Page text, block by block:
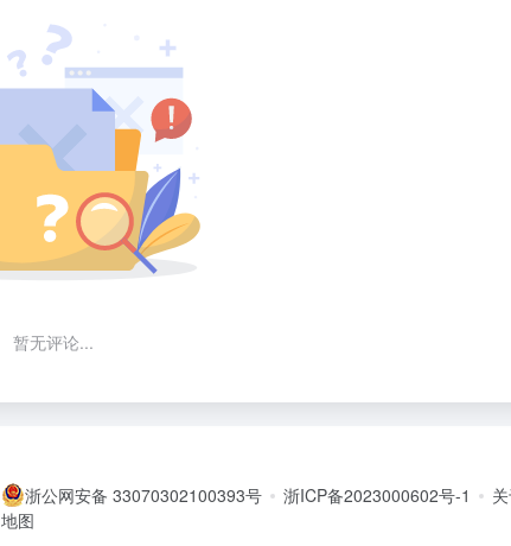
暂无评论...
浙公网安备 33070302100393号 浙ICP备2023000602号-1
地图